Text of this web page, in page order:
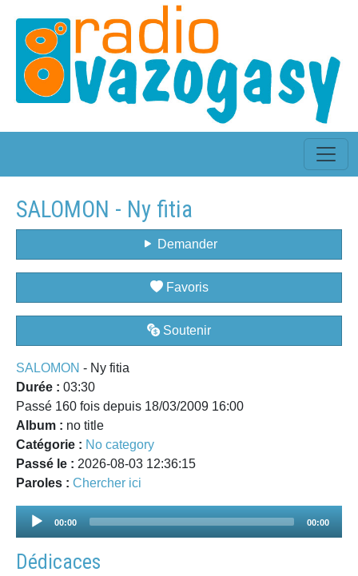
SALOMON - Ny fitia
Demander
Favoris
Soutenir
SALOMON - Ny fitia
Durée : 03:30
Passé 160 fois depuis 18/03/2009 16:00
Album : no title
Catégorie : No category
Passé le : 2026-08-03 12:36:15
Paroles : Chercher ici
Audio
00:00 00:00
Dédicaces